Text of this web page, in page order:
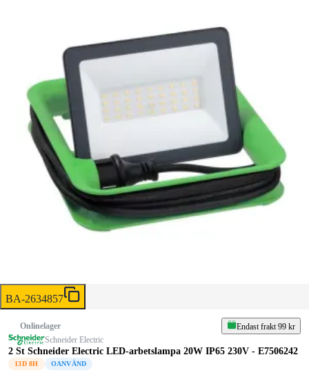
BA-2634857
Onlinelager
Endast frakt 99 kr
Schneider Electric
2 St Schneider Electric LED-arbetslampa 20W IP65 230V - E7506242
13D 8H OANVÄND